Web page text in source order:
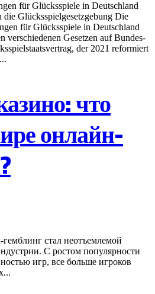
für Glücksspiele in Deutschland
Glücksspielgesetzgebung Die
für Glücksspiele in Deutschland
verschiedenen Gesetzen auf Bundes-
der 2021 reformiert
что
онлайн-
стал неотъемлемой
С ростом популярности
игр, все больше игроков